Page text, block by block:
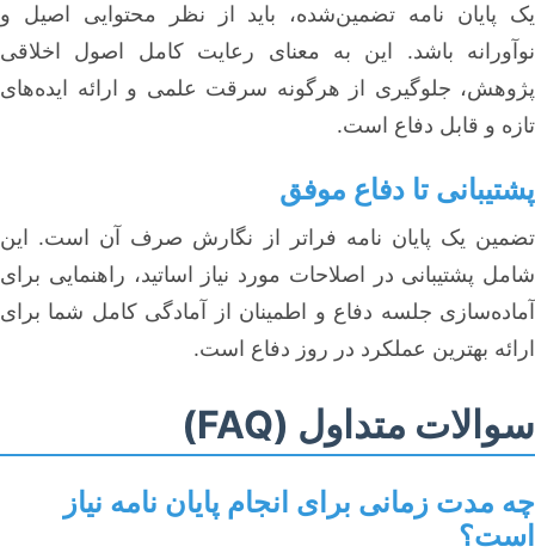
یک پایان نامه تضمین‌شده، باید از نظر محتوایی اصیل و
نوآورانه باشد. این به معنای رعایت کامل اصول اخلاقی
پژوهش، جلوگیری از هرگونه سرقت علمی و ارائه ایده‌های
تازه و قابل دفاع است.
پشتیبانی تا دفاع موفق
تضمین یک پایان نامه فراتر از نگارش صرف آن است. این
شامل پشتیبانی در اصلاحات مورد نیاز اساتید، راهنمایی برای
آماده‌سازی جلسه دفاع و اطمینان از آمادگی کامل شما برای
ارائه بهترین عملکرد در روز دفاع است.
سوالات متداول (FAQ)
چه مدت زمانی برای انجام پایان نامه نیاز
است؟